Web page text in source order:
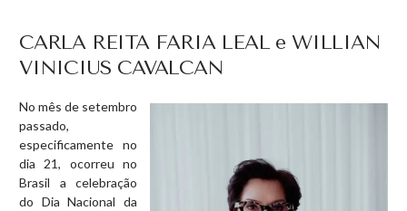
CARLA REITA FARIA LEAL e WILLIAN
VINICIUS CAVALCAN
No mês de setembro
passado,
especificamente no
dia 21, ocorreu no
Brasil a celebração
do Dia Nacional da